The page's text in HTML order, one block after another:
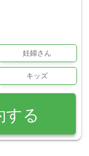
妊婦さん
キッズ
する